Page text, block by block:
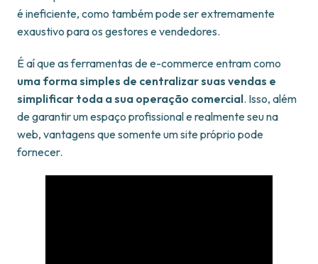
é ineficiente, como também pode ser extremamente
exaustivo para os gestores e vendedores.
É aí que as ferramentas de e-commerce entram como
uma forma simples de centralizar suas vendas e
simplificar toda a sua operação comercial. Isso, além
de garantir um espaço profissional e realmente seu na
web, vantagens que somente um site próprio pode
fornecer.